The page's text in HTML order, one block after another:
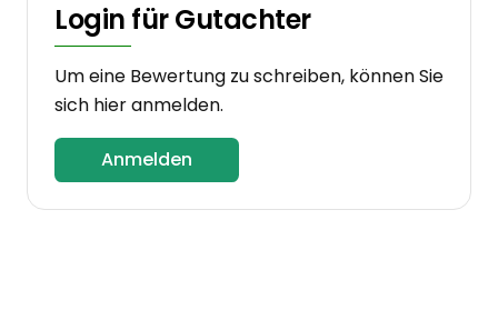
Login für Gutachter
Um eine Bewertung zu schreiben, können Sie
sich hier anmelden.
Anmelden